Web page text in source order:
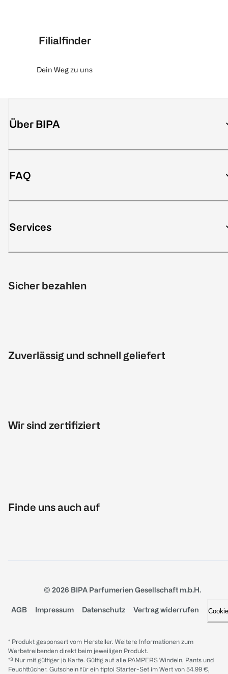
Filialfinder
Dein Weg zu uns
Über BIPA
FAQ
Services
Sicher bezahlen
Zuverlässig und schnell geliefert
Wir sind zertifiziert
Finde uns auch auf
© 2026 BIPA Parfumerien Gesellschaft m.b.H.
AGB Impressum Datenschutz Vertrag widerrufen
* Produkt gesponsert vom Hersteller. Weitere Informationen zum
Werbetreibenden direkt beim jeweiligen Produkt.
*³ Nur mit gültiger jö Karte. Gültig auf alle PAMPERS Windeln, Pants und
Feuchttücher. Gutschein für ein tiptoi Starter-Set im Wert von 54.99 €,